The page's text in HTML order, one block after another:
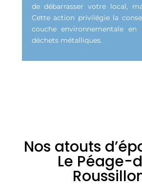
de débarrasser votre local,
Cette action privilégie la
couche environnementale en
déchets métalliques.
Nos atouts
Le Péage-